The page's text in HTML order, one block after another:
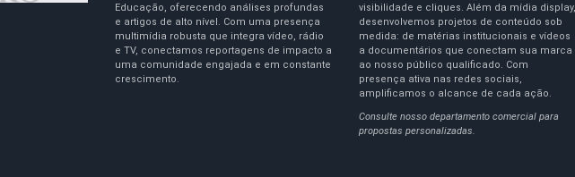
Educação, oferecendo análises profundas
e artigos de alto nível. Com uma presença
multimídia robusta que integra vídeo, rádio
e TV, conectamos reportagens de impacto a
uma comunidade engajada e em constante
crescimento.
visibilidade e cliques. Além da mídia display,
desenvolvemos projetos de conteúdo sob
medida: de matérias institucionais e vídeos
a documentários que conectam sua marca
ao nosso público qualificado. Com
presença ativa nas redes sociais,
amplificamos o alcance de cada ação.
Consulte nosso departamento comercial para
propostas personalizadas.